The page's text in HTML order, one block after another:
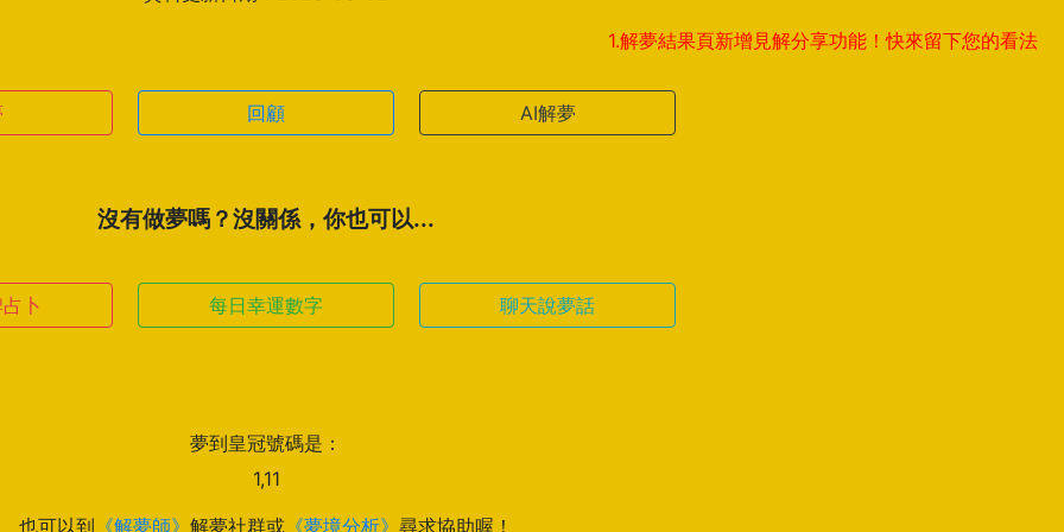
1.解夢結果頁新增見解分享功能！快來留下您的看法，與全
回顧 AI解夢
沒有做夢嗎？沒關係，你也可以...
卜 每日幸運數字 聊天說夢話
夢到皇冠號碼是：
1,11
也可以到 《解夢師》 解夢社群或 《夢境分析》 尋求協助喔！